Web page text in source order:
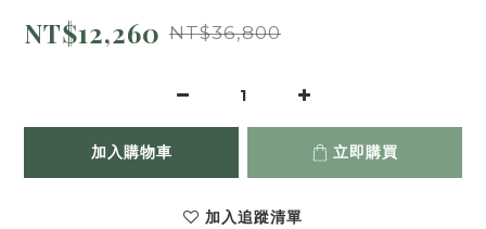
NT$12,260 NT$36,800
加入購物車 立即購買
加入追蹤清單